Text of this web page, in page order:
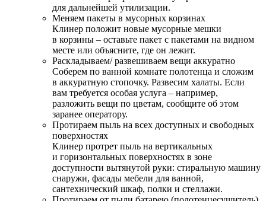
для дальнейшей утилизации.
Меняем пакеты в мусорных корзинах
Клинер положит новые мусорные мешки
в корзины – оставьте пакет с пакетами на видном
месте или объясните, где он лежит.
Раскладываем/ развешиваем вещи аккуратно
Соберем по ванной комнате полотенца и сложим
в аккуратную стопочку. Развесим халаты. Если
вам требуется особая услуга – например,
разложить вещи по цветам, сообщите об этом
заранее оператору.
Протираем пыль на всех доступных и свободных
поверхностях
Клинер протрет пыль на вертикальных
и горизонтальных поверхностях в зоне
доступности вытянутой руки: стиральную машину
снаружи, фасады мебели для ванной,
сантехнический шкаф, полки и стеллажи.